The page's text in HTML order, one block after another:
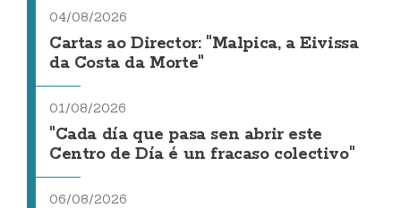
04/08/2026
Cartas ao Director: "Malpica, a Eivissa
da Costa da Morte"
01/08/2026
"Cada día que pasa sen abrir este
Centro de Día é un fracaso colectivo"
06/08/2026